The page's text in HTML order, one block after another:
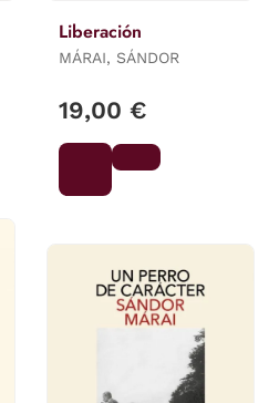
Liberación
MÁRAI, SÁNDOR
19,00 €